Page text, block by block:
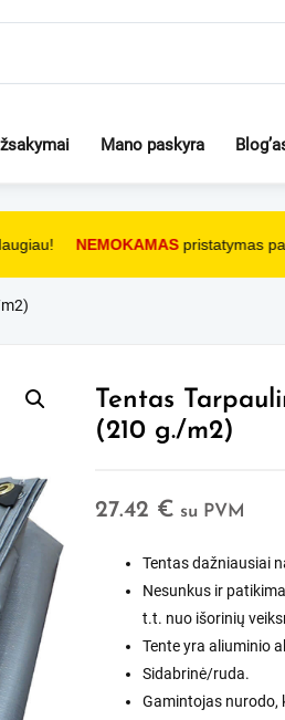
Mano paskyra
NEMOKAMASpristatymas
Tentas
(210 g./m2)
27.42 € su PVM
Tentas dažniausiai
Nesunkus ir
t.t. nuo išorinių
Tente yra aliuminio
Sidabrinė/ruda.
Gamintojas nurodo,